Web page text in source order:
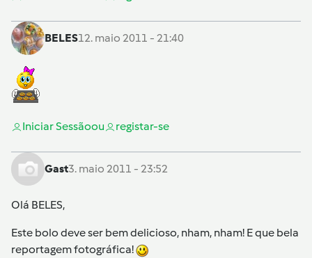
BELES12. maio 2011 - 21:40
Iniciar Sessãoou registar-se
Gast3. maio 2011 - 23:52
Olá BELES,
Este bolo deve ser bem delicioso, nham, nham! E que bela
reportagem fotográfica!